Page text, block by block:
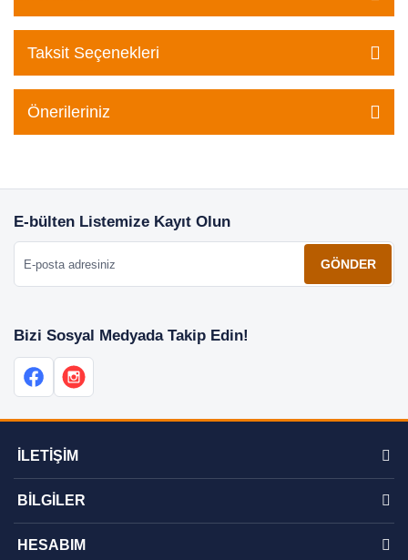
Taksit Seçenekleri
Önerileriniz
E-bülten Listemize Kayıt Olun
GÖNDER
Bizi Sosyal Medyada Takip Edin!
İLETİŞİM
BİLGİLER
HESABIM